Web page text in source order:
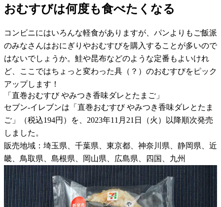
おむすびは何度も食べたくなる
コンビニにはいろんな軽食がありますが、パンよりもご飯派
のみなさんはおにぎりやおむすびを購入することが多いので
はないでしょうか。鮭や昆布などのような定番もよいけれ
ど、ここではちょっと変わった具（？）のおむすびをピック
アップします！
「直巻おむすび やみつき香味ダレとたまご」
セブン-イレブンは「直巻おむすび やみつき香味ダレとたま
ご」（税込194円）を、2023年11月21日（火）以降順次発売
しました。
販売地域：埼玉県、千葉県、東京都、神奈川県、静岡県、近
畿、鳥取県、島根県、岡山県、広島県、四国、九州